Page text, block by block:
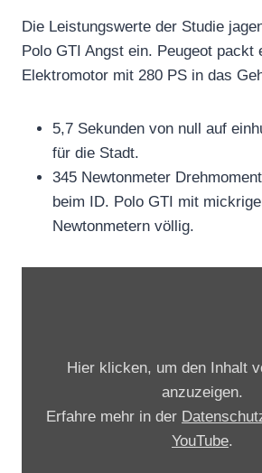
Die Leistungswerte der Studie
Polo GTI Angst ein. Peugeot packt
Elektromotor mit 280 PS in das
5,7 Sekunden von null auf
für die Stadt.
345 Newtonmeter
beim ID. Polo GTI mit
Newtonmetern völlig.
Hier klicken, um den Inhalt
anzuzeigen.
Erfahre mehr in der
YouTube.